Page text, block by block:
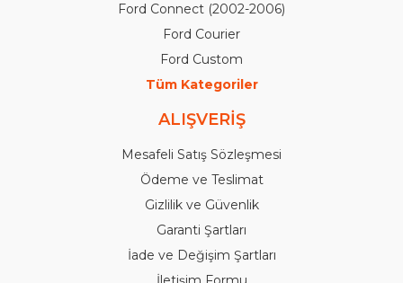
Ford Connect (2002-2006)
Ford Courier
Ford Custom
Tüm Kategoriler
ALIŞVERİŞ
Mesafeli Satış Sözleşmesi
Ödeme ve Teslimat
Gizlilik ve Güvenlik
Garanti Şartları
İade ve Değişim Şartları